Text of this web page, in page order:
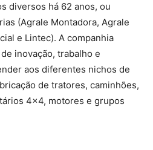
diversos há 62 anos, ou
(Agrale Montadora, Agrale
e Lintec). A companhia
inovação, trabalho e
aos diferentes nichos de
de tratores, caminhões,
4×4, motores e grupos